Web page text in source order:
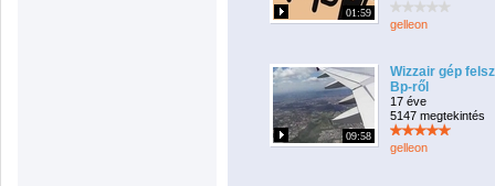
01:59
gelleon
09:58
Wizzair gép
Bp-ről
17 éve
5147 megtekintés
gelleon